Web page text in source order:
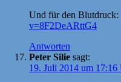
Und für den Blutdruck:
v=8F2DeARttG4
Antworten
Peter Silie sagt:
19. Juli 2014 um 17:16